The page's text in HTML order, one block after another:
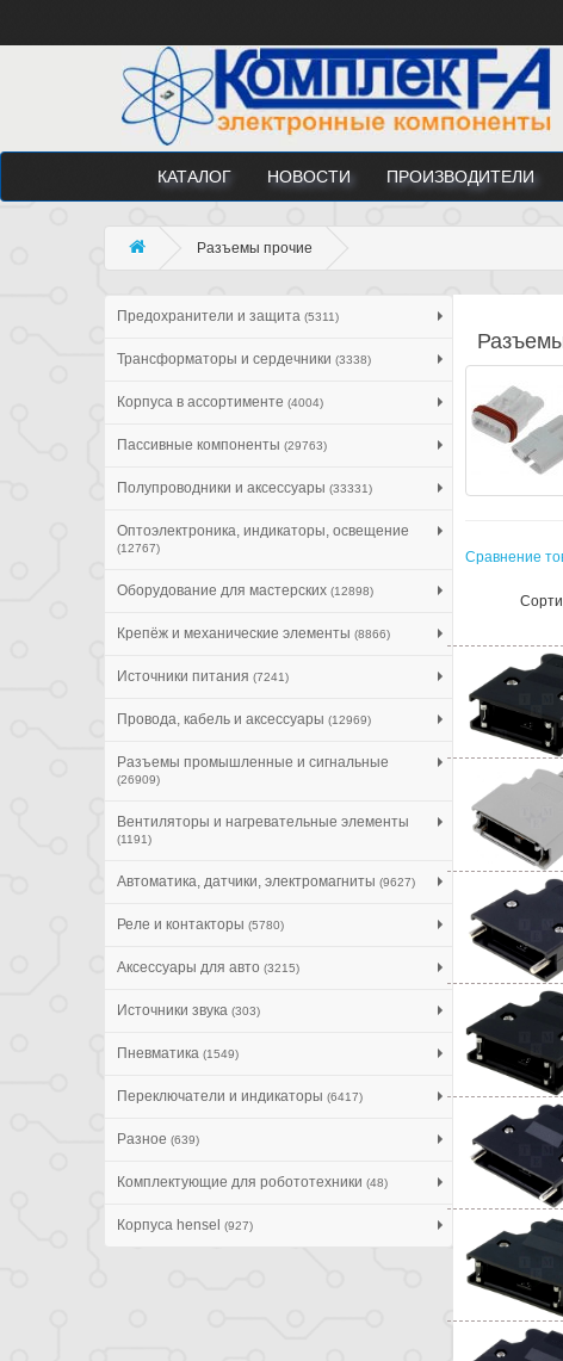
КАТАЛОГ НОВОСТИ ПРОИЗВОДИТЕЛИ
Разъeмы прочие
Предохранители и защита (5311)
Трансформаторы и сердечники (3338)
Корпуса в ассортименте (4004)
Пассивные компоненты (29763)
Полупроводники и аксессуары (33331)
Оптоэлектроника, индикаторы, освещение
(12767)
Оборудование для мастерских (12898)
Крепёж и механические элементы (8866)
Источники питания (7241)
Провода, кабель и аксессуары (12969)
Разъемы промышленные и сигнальные
(26909)
Вентиляторы и нагревательные элементы
(1191)
Автоматика, датчики, электромагниты (9627)
Реле и контакторы (5780)
Аксессуары для авто (3215)
Источники звука (303)
Пневматика (1549)
Переключатели и индикаторы (6417)
Разное (639)
Комплектующие для робототехники (48)
Корпуса hensel (927)
Сравнение